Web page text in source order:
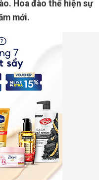
Hoa đào thể hiện sự
mới.